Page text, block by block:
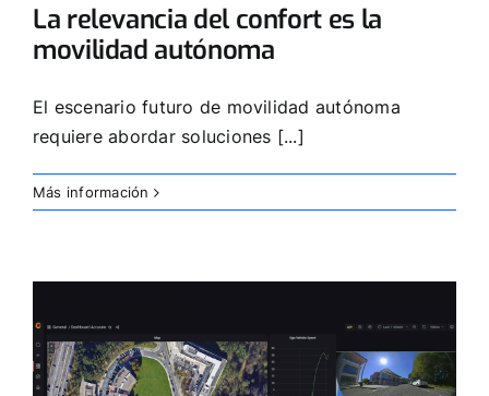
La relevancia del confort es la
movilidad autónoma
El escenario futuro de movilidad autónoma
requiere abordar soluciones [...]
Más información